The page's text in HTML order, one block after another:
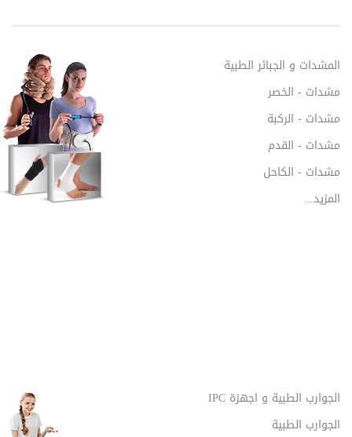
المشدات و الجبائر الطبية
مشدات - الخصر
مشدات - الركبة
مشدات - القدم
مشدات - الكاحل
المزيد...
الجوارب الطبية و اجهزة IPC
الجوارب الطبية